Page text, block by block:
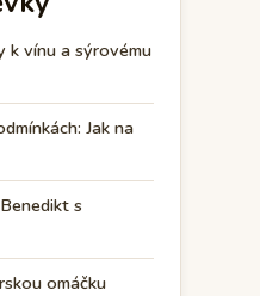
k vínu a sýrovému
Jak na
s
omáčku